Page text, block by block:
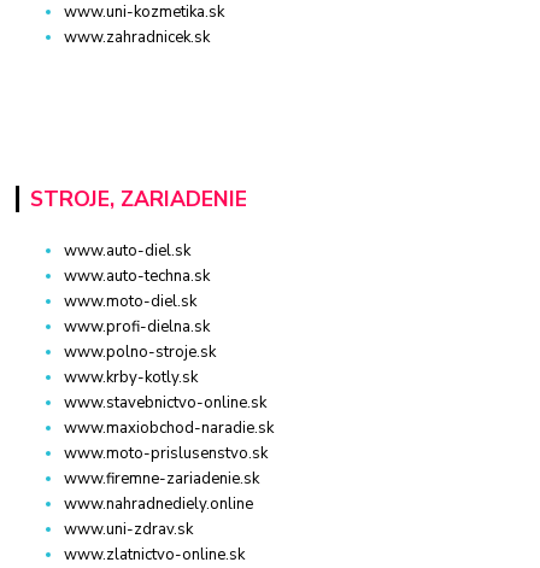
www.uni-kozmetika.sk
www.zahradnicek.sk
STROJE, ZARIADENIE
www.auto-diel.sk
www.auto-techna.sk
www.moto-diel.sk
www.profi-dielna.sk
www.polno-stroje.sk
www.krby-kotly.sk
www.stavebnictvo-online.sk
www.maxiobchod-naradie.sk
www.moto-prislusenstvo.sk
www.firemne-zariadenie.sk
www.nahradnediely.online
www.uni-zdrav.sk
www.zlatnictvo-online.sk